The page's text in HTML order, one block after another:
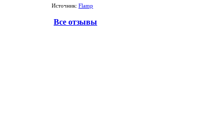
Источник: Flamp
Все отзывы